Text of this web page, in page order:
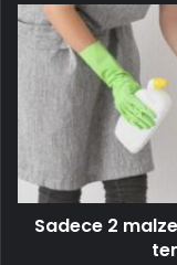
Sadece 2